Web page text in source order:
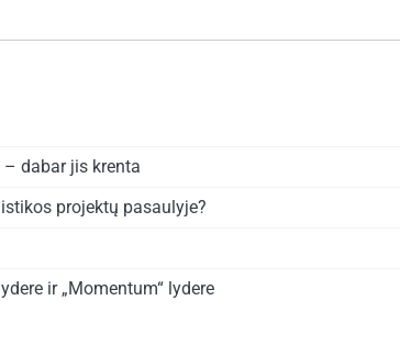
dabar jis krenta
projektų pasaulyje?
ir „Momentum“ lydere